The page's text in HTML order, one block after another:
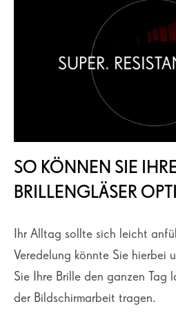
SO KÖNNEN SIE
BRILLENGLÄSER
Ihr Alltag sollte sich leicht
Veredelung könnte Sie hierbei
Sie Ihre Brille den ganzen Tag
der Bildschirmarbeit tragen.